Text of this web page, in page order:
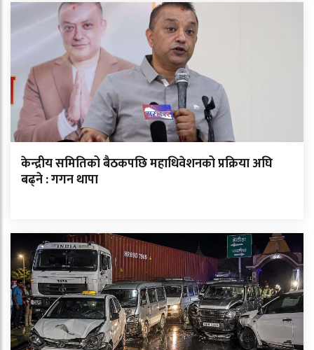
केन्द्रीय समितिको बैठकपछि महाधिवेशनको प्रक्रिया अघि
बढ्ने : गगन थापा